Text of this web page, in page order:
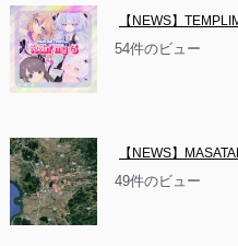
【NEWS】
54件のビュー
【NEWS】
49件のビュー